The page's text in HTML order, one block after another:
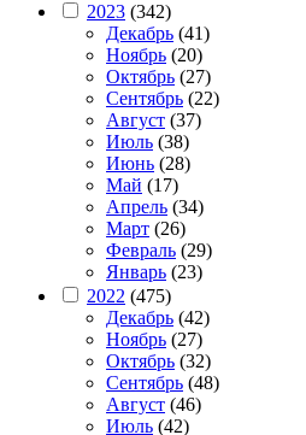
2023 (342)
Декабрь (41)
Ноябрь (20)
Октябрь (27)
Сентябрь (22)
Август (37)
Июль (38)
Июнь (28)
Май (17)
Апрель (34)
Март (26)
Февраль (29)
Январь (23)
2022 (475)
Декабрь (42)
Ноябрь (27)
Октябрь (32)
Сентябрь (48)
Август (46)
Июль (42)